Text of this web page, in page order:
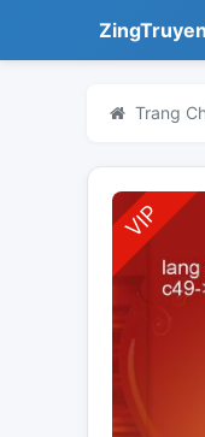
Trang